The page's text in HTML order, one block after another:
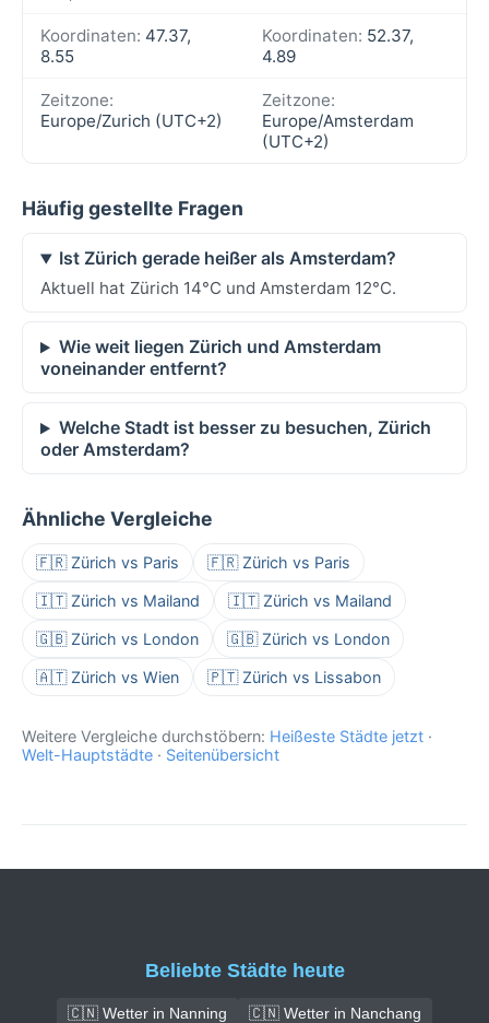
Koordinaten: 47.37,
8.55
Koordinaten: 52.37,
4.89
Zeitzone:
Europe/Zurich (UTC+2)
Zeitzone:
Europe/Amsterdam
(UTC+2)
Häufig gestellte Fragen
Ist Zürich gerade heißer als Amsterdam?
Aktuell hat Zürich 14°C und Amsterdam 12°C.
Wie weit liegen Zürich und Amsterdam
voneinander entfernt?
Welche Stadt ist besser zu besuchen, Zürich
oder Amsterdam?
Ähnliche Vergleiche
🇫🇷 Zürich vs Paris 🇫🇷 Zürich vs Paris
🇮🇹 Zürich vs Mailand 🇮🇹 Zürich vs Mailand
🇬🇧 Zürich vs London 🇬🇧 Zürich vs London
🇦🇹 Zürich vs Wien 🇵🇹 Zürich vs Lissabon
Weitere Vergleiche durchstöbern: Heißeste Städte jetzt ·
Welt-Hauptstädte · Seitenübersicht
Beliebte Städte heute
🇨🇳 Wetter in Nanning
🇨🇳 Wetter in Nanchang